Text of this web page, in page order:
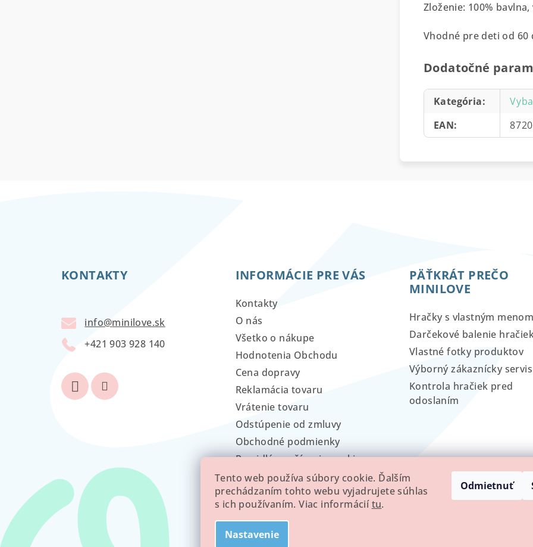
Tento web používa súbory cookie. Ďalším
prechádzaním tohto webu vyjadrujete súhlas
s ich používaním. Viac informáciítu.
Nastavenie
Odmietnuť
Zloženie: 100%
Vhodné pre deti od 60
Dodatočné
Kategória:
EAN:
KONTAKTY
info@minilove.sk
+421 903 928 140
INFORMÁCIE PRE VÁS
Kontakty
O nás
Všetko o nákupe
Hodnotenia Obchodu
Cena dopravy
Reklamácia tovaru
Vrátenie tovaru
Odstúpenie od zmluvy
Obchodné podmienky
Pravidlá používania cookies
GDPR
PÄŤKRÁT PREČO
MINILOVE
Hračky s vlastným menom
Darčekové balenie
Vlastné fotky produktov
Výborný zákaznícky servis
Kontrola hračiek pred
odoslaním